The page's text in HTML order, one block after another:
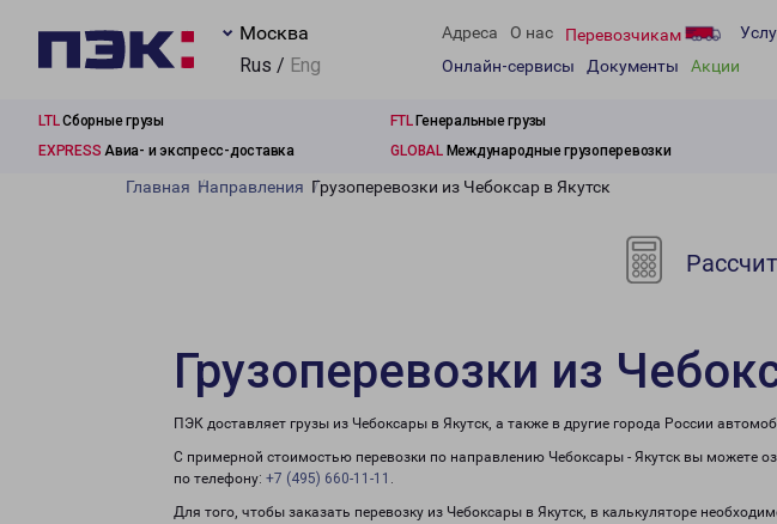
Москва
Rus / Eng
Адреса О нас Перевозчикам
Онлайн-сервисы
Документы Акции
LTLСборные грузы FTLГенеральные грузы
EXPRESS Авиа- и экспресс-доставка GLOBALМеждународные грузоперевозки
Главная Направления Грузоперевозки из Чебоксар в Якутск
Грузоперевозки из
ПЭК доставляет грузы из Чебоксары в Якутск, а также в другие города России
С примерной стоимостью перевозки по направлению Чебоксары - Якутск вы можете
по телефону: +7 (495) 660-11-11 .
Для того, чтобы заказать перевозку из Чебоксары в Якутск, в калькуляторе